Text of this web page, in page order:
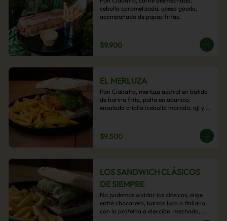
cebolla caramelizada, queso gouda,
acompañado de papas fritas.
$9.900
EL MERLUZA
Pan Ciabatta, merluza austral en batido
de harina frito, palta en abanico,
ensalada criolla (cebolla morada, ají y
$9.500
LOS SANDWICH CLÁSICOS
DE SIEMPRE
No podemos olvidar los clásicos, elige
entre chacarero, barros luco o italiano
con la proteína a elección: mechada,